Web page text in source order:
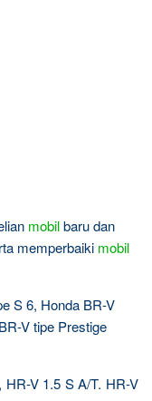
mobilbaru dan
memperbaiki mobil
S 6, Honda BR-V
V tipe Prestige
V 1.5 S A/T. HR-V